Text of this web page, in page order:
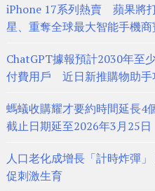
iPhone 17系列熱賣 蘋果將
星、重奪全球最大智能手機商
ChatGPT據報預計2030年至
付費用戶 近日新推購物助手
螞蟻收購耀才要約時間延長4
截止日期延至2026年3月25日
人口老化成增長「計時炸彈」
促刺激生育